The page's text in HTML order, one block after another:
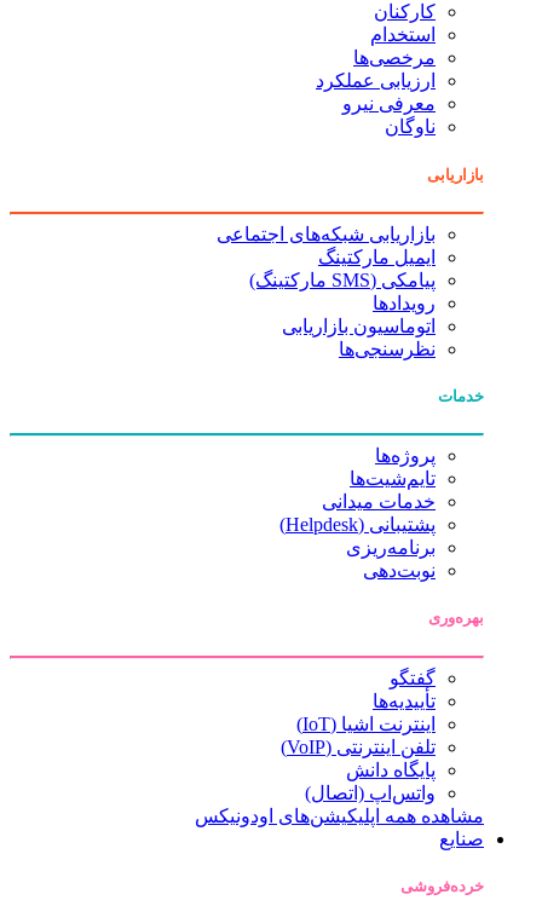
کارکنان
استخدام
مرخصی‌ها
ارزیابی عملکرد
معرفی نیرو
ناوگان
بازاریابی
بازاریابی شبکه‌های اجتماعی
ایمیل مارکتینگ
پیامکی (SMS مارکتینگ)
رویدادها
اتوماسیون بازاریابی
نظرسنجی‌ها
خدمات
پروژه‌ها
تایم‌شیت‌ها
خدمات میدانی
پشتیبانی (Helpdesk)
برنامه‌ریزی
نوبت‌دهی
بهره‌وری
گفتگو
تأییدیه‌ها
اینترنت اشیا (IoT)
تلفن اینترنتی (VoIP)
پایگاه دانش
واتس‌اپ (اتصال)
مشاهده همه اپلیکیشن‌های اودونیکس
صنایع
خرده‌فروشی